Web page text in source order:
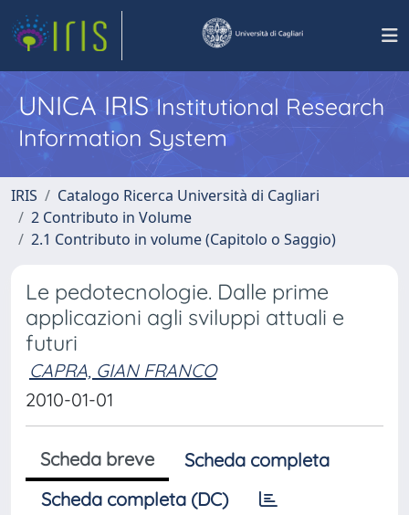
UNICA IRISInstitutional Research
Information System
IRIS
Catalogo Ricerca Università di Cagliari
2 Contributo in Volume
2.1 Contributo in volume (Capitolo o Saggio)
Le pedotecnologie. Dalle prime
applicazioni agli sviluppi attuali e
futuri
CAPRA, GIAN FRANCO
2010-01-01
Scheda breve
Scheda completa
Scheda completa (DC)